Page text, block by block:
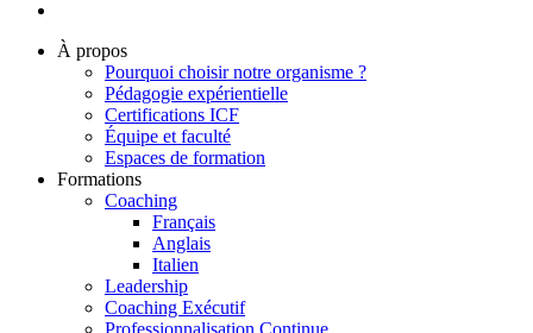
À propos
Pourquoi choisir notre organisme ?
Pédagogie expérientielle
Certifications ICF
Équipe et faculté
Espaces de formation
Formations
Coaching
Français
Anglais
Italien
Leadership
Coaching Exécutif
Professionnalisation Continue